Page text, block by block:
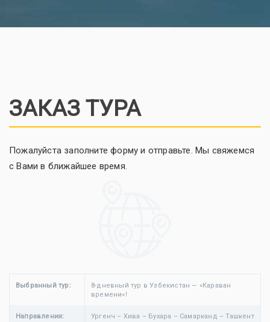
ЗАКАЗ ТУРА
Пожалуйста заполните форму и отправьте. Мы свяжемся
с Вами в ближайшее время.
Выбранный тур:
8-дневный тур в Узбекистан — «Караван
времени»!
Направления: Ургенч – Хива – Бухара – Самарканд – Ташкент